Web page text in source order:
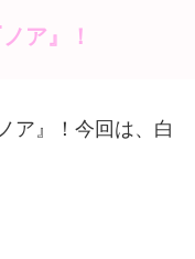
ア』！
ア』！今回は、白